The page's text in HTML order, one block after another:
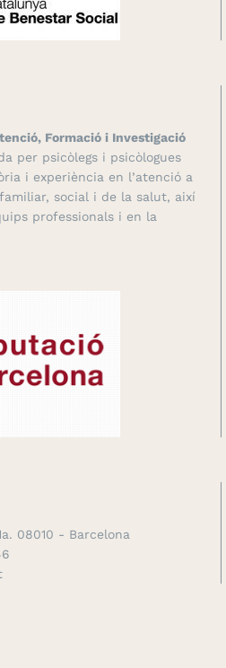
Formació i Investigació
per psicòlegs i psicòlogues
i experiència en l’atenció a
social i de la salut, així
professionals i en la
08010 - Barcelona